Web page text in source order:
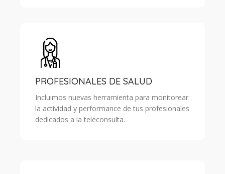
PROFESIONALES DE SALUD
Incluimos nuevas herramienta para monitorear
la actividad y performance de tus profesionales
dedicados a la teleconsulta.